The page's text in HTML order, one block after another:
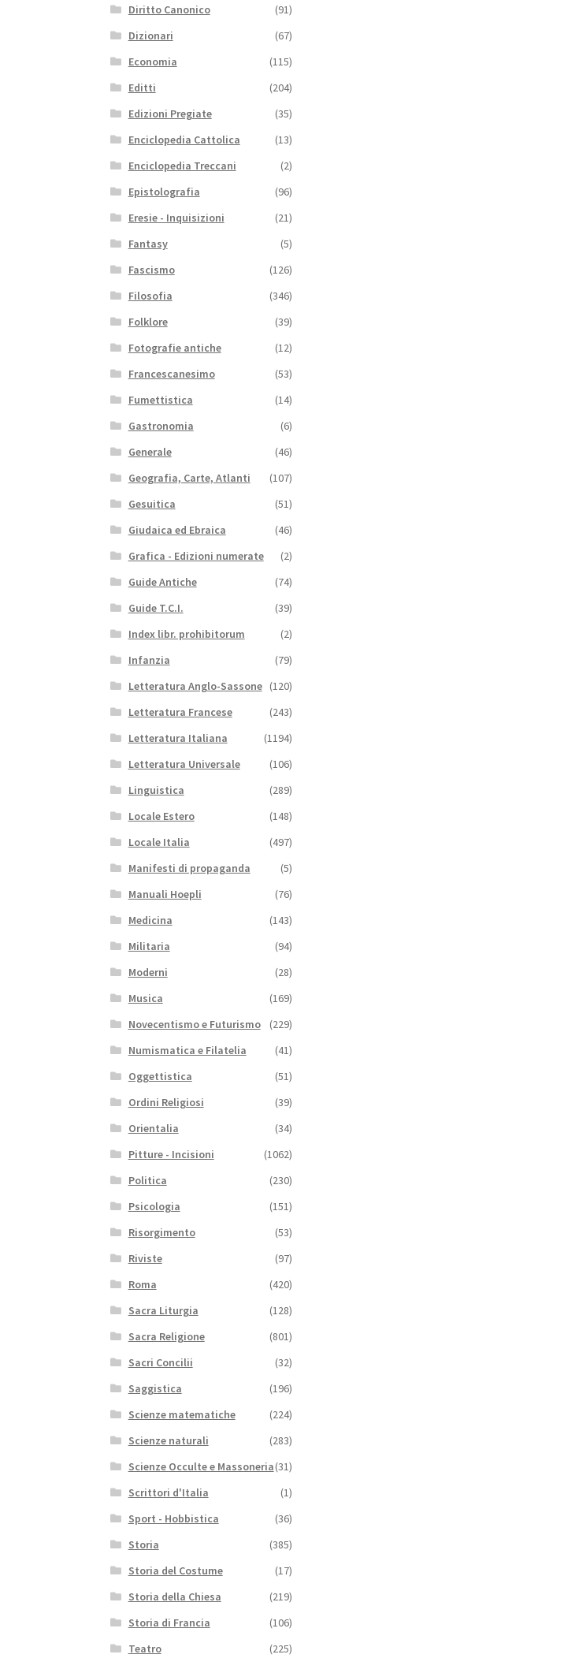
Diritto Canonico
(91)
Dizionari
(67)
Economia
(115)
Editti
(204)
Edizioni Pregiate
(35)
Enciclopedia Cattolica
(13)
Enciclopedia Treccani
(2)
Epistolografia
(96)
Eresie - Inquisizioni
(21)
Fantasy
(5)
Fascismo
(126)
Filosofia
(346)
Folklore
(39)
Fotografie antiche
(12)
Francescanesimo
(53)
Fumettistica
(14)
Gastronomia
(6)
Generale
(46)
Geografia, Carte, Atlanti
(107)
Gesuitica
(51)
Giudaica ed Ebraica
(46)
Grafica - Edizioni numerate
(2)
Guide Antiche
(74)
Guide T.C.I.
(39)
Index libr. prohibitorum
(2)
Infanzia
(79)
Letteratura Anglo-Sassone (120)
Letteratura Francese
(243)
Letteratura Italiana
(1194)
Letteratura Universale
(106)
Linguistica
(289)
Locale Estero
(148)
Locale Italia
(497)
Manifesti di propaganda
(5)
Manuali Hoepli
(76)
Medicina
(143)
Militaria
(94)
Moderni
(28)
Musica
(169)
Novecentismo e Futurismo
(229)
Numismatica e Filatelia
(41)
Oggettistica
(51)
Ordini Religiosi
(39)
Orientalia
(34)
Pitture - Incisioni
(1062)
Politica
(230)
Psicologia
(151)
Risorgimento
(53)
Riviste
(97)
Roma
(420)
Sacra Liturgia
(128)
Sacra Religione
(801)
Sacri Concilii
(32)
Saggistica
(196)
Scienze matematiche
(224)
Scienze naturali
(283)
Scienze Occulte e Massoneria(31)
Scrittori d'Italia
(1)
Sport - Hobbistica
(36)
Storia
(385)
Storia del Costume
(17)
Storia della Chiesa
(219)
Storia di Francia
(106)
Teatro
(225)